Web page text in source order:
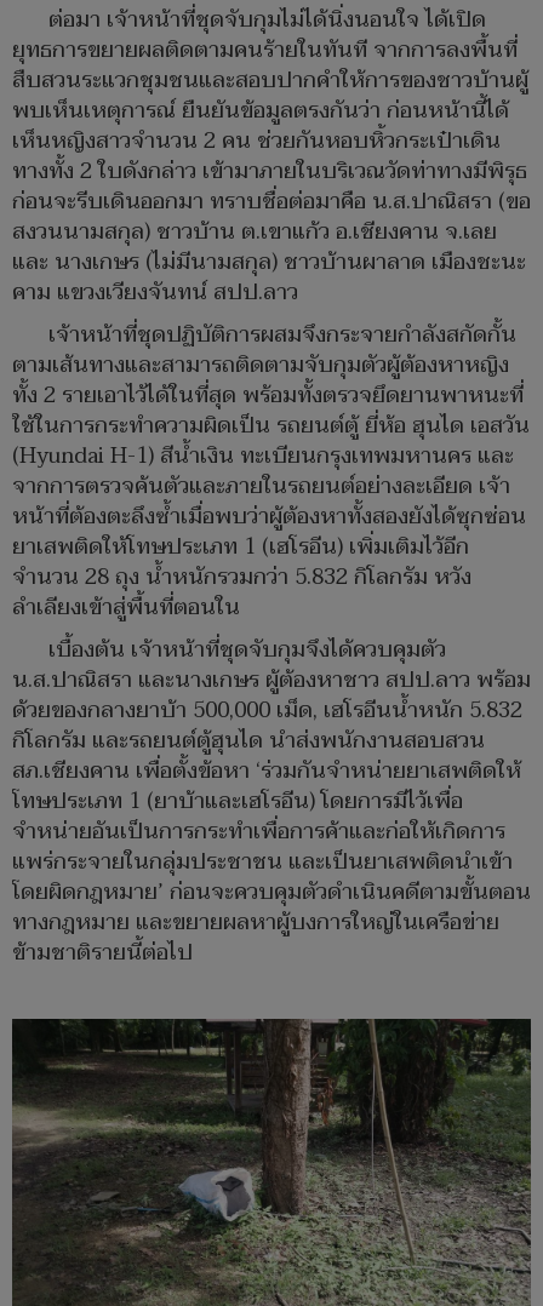
ต่อมา เจ้าหน้าที่ชุดจับกุมไม่ได้นิ่งนอนใจ ได้เปิด
ยุทธการขยายผลติดตามคนร้ายในทันที จากการลงพื้นที่
สืบสวนระแวกชุมชนและสอบปากคำให้การของชาวบ้านผู้
พบเห็นเหตุการณ์ ยืนยันข้อมูลตรงกันว่า ก่อนหน้านี้ได้
เห็นหญิงสาวจำนวน 2 คน ช่วยกันหอบหิ้วกระเป๋าเดิน
ทางทั้ง 2 ใบดังกล่าว เข้ามาภายในบริเวณวัดท่าทางมีพิรุธ
ก่อนจะรีบเดินออกมา ทราบชื่อต่อมาคือ น.ส.ปาณิสรา (ขอ
สงวนนามสกุล) ชาวบ้าน ต.เขาแก้ว อ.เชียงคาน จ.เลย
และ นางเกษร (ไม่มีนามสกุล) ชาวบ้านผาลาด เมืองชะนะ
คาม แขวงเวียงจันทน์ สปป.ลาว
เจ้าหน้าที่ชุดปฏิบัติการผสมจึงกระจายกำลังสกัดกั้น
ตามเส้นทางและสามารถติดตามจับกุมตัวผู้ต้องหาหญิง
ทั้ง 2 รายเอาไว้ได้ในที่สุด พร้อมทั้งตรวจยึดยานพาหนะที่
ใช้ในการกระทำความผิดเป็น รถยนต์ตู้ ยี่ห้อ ฮุนได เอสวัน
(Hyundai H-1) สีน้ำเงิน ทะเบียนกรุงเทพมหานคร และ
จากการตรวจค้นตัวและภายในรถยนต์อย่างละเอียด เจ้า
หน้าที่ต้องตะลึงซ้ำเมื่อพบว่าผู้ต้องหาทั้งสองยังได้ซุกซ่อน
ยาเสพติดให้โทษประเภท 1 (เฮโรอีน) เพิ่มเติมไว้อีก
จำนวน 28 ถุง น้ำหนักรวมกว่า 5.832 กิโลกรัม หวัง
ลำเลียงเข้าสู่พื้นที่ตอนใน
เบื้องต้น เจ้าหน้าที่ชุดจับกุมจึงได้ควบคุมตัว
น.ส.ปาณิสรา และนางเกษร ผู้ต้องหาชาว สปป.ลาว พร้อม
ด้วยของกลางยาบ้า 500,000 เม็ด, เฮโรอีนน้ำหนัก 5.832
กิโลกรัม และรถยนต์ตู้ฮุนได นำส่งพนักงานสอบสวน
สภ.เชียงคาน เพื่อตั้งข้อหา ‘ร่วมกันจำหน่ายยาเสพติดให้
โทษประเภท 1 (ยาบ้าและเฮโรอีน) โดยการมีไว้เพื่อ
จำหน่ายอันเป็นการกระทำเพื่อการค้าและก่อให้เกิดการ
แพร่กระจายในกลุ่มประชาชน และเป็นยาเสพติดนำเข้า
โดยผิดกฎหมาย’ ก่อนจะควบคุมตัวดำเนินคดีตามขั้นตอน
ทางกฎหมาย และขยายผลหาผู้บงการใหญ่ในเครือข่าย
ข้ามชาติรายนี้ต่อไป